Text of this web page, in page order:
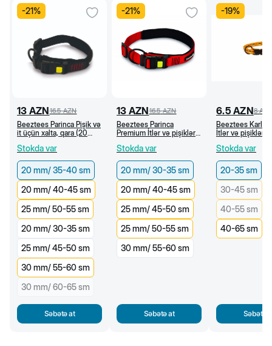
-21%
13 AZN16.5 AZN
Beeztees Parinca Pişik və
it üçün xalta, qara (20
Stokda var
20 mm/ 35-40 sm
20 mm/ 40-45 sm
25 mm/ 50-55 sm
20 mm/ 30-35 sm
25 mm/ 45-50 sm
30 mm/ 55-60 sm
30 mm/ 60-65 sm
Səbətə at
-21%
13 AZN16.5 AZN
Beeztees Parinca
Premium İtlər və pişiklər
mm/30-35 sm)
Stokda var
20 mm/ 30-35 sm
20 mm/ 40-45 sm
25 mm/ 45-50 sm
25 mm/ 50-55 sm
30 mm/ 55-60 sm
Səbətə at
-19%
6.5 AZN8
Beeztees Karlie
İtlər və pişiklər
narıncı (20-35
Stokda var
20-35 sm
30-45 sm
40-55 sm
40-65 sm
Səbətə